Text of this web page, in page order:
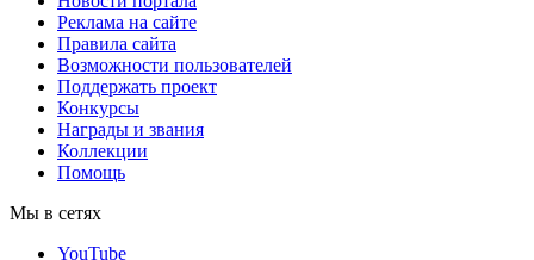
Реклама на сайте
Правила сайта
Возможности пользователей
Поддержать проект
Конкурсы
Награды и звания
Коллекции
Помощь
Мы в сетях
YouTube